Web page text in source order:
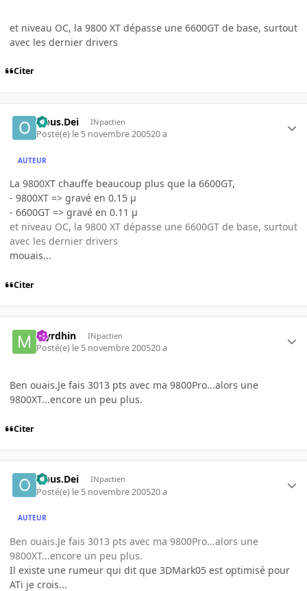
et niveau OC, la 9800 XT dépasse une 6600GT de base, surtout
avec les dernier drivers
Citer
Opus.Dei INpactien
Posté(e) le 5 novembre 200520 a
AUTEUR
La 9800XT chauffe beaucoup plus que la 6600GT,
- 9800XT => gravé en 0.15 µ
- 6600GT => gravé en 0.11 µ
et niveau OC, la 9800 XT dépasse une 6600GT de base, surtout
avec les dernier drivers
mouais...
Citer
Myrdhin INpactien
Posté(e) le 5 novembre 200520 a
Ben ouais.Je fais 3013 pts avec ma 9800Pro...alors une
9800XT...encore un peu plus.
Citer
Opus.Dei INpactien
Posté(e) le 5 novembre 200520 a
AUTEUR
Ben ouais.Je fais 3013 pts avec ma 9800Pro...alors une
9800XT...encore un peu plus.
Il existe une rumeur qui dit que 3DMark05 est optimisé pour
ATi je crois...